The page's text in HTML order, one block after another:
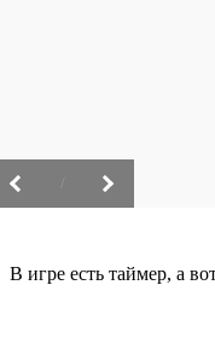
В игре есть таймер, а